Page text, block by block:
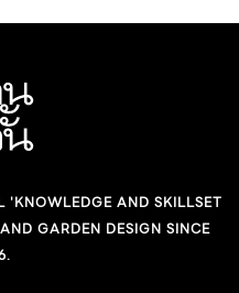
AND SKILLSET
GARDEN DESIGN SINCE